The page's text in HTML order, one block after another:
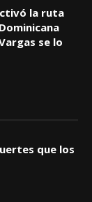
la ruta
se lo
que los